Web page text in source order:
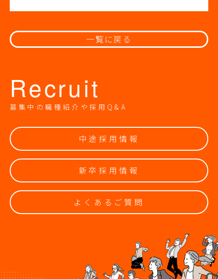
一覧に戻る
Recruit
募集中の職種紹介や採用Q&A
中途採用情報
新卒採用情報
よくあるご質問